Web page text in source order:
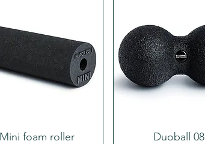
Mini foam roller Duoball 08